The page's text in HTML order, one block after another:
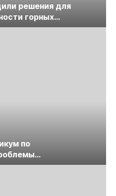
решения для
горных
по
экспертизы